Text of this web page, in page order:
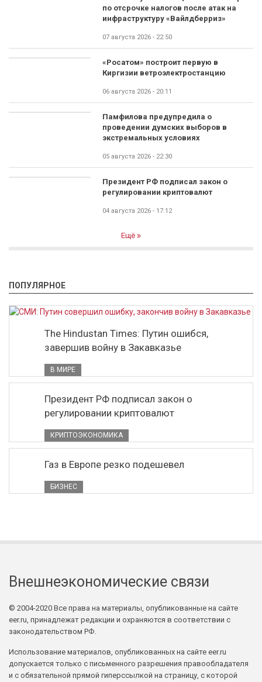
по отсрочке налогов после атак на
инфраструктуру «Вайлдберриз»
07 августа 2026 - 22:50
«Росатом» построит первую в
Киргизии ветроэлектростанцию
06 августа 2026 - 20:11
Памфилова предупредила о
проведении думских выборов в
экстремальных условиях
05 августа 2026 - 22:30
Президент РФ подписал закон о
регулировании криптовалют
04 августа 2026 - 17:12
Ещё
ПОПУЛЯРНОЕ
The Hindustan Times: Путин ошибся,
завершив войну в Закавказье
В МИРЕ
Президент РФ подписал закон о
регулировании криптовалют
КРИПТОЭКОНОМИКА
Газ в Европе резко подешевел
БИЗНЕС
Внешнеэкономические связи
© 2004-2020 Все права на материалы, опубликованные на сайте
eer.ru, принадлежат редакции и охраняются в соответствии с
законодательством РФ.
Использование материалов, опубликованных на сайте eer.ru
допускается только с письменного разрешения правообладателя
и с обязательной прямой гиперссылкой на страницу, с которой